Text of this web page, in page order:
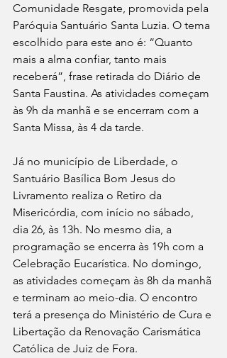
Comunidade Resgate, promovida pela
Paróquia Santuário Santa Luzia. O tema
escolhido para este ano é: “Quanto
mais a alma confiar, tanto mais
receberá”, frase retirada do Diário de
Santa Faustina. As atividades começam
às 9h da manhã e se encerram com a
Santa Missa, às 4 da tarde.
Já no município de Liberdade, o
Santuário Basílica Bom Jesus do
Livramento realiza o Retiro da
Misericórdia, com início no sábado,
dia 26, às 13h. No mesmo dia, a
programação se encerra às 19h com a
Celebração Eucarística. No domingo,
as atividades começam às 8h da manhã
e terminam ao meio-dia. O encontro
terá a presença do Ministério de Cura e
Libertação da Renovação Carismática
Católica de Juiz de Fora.